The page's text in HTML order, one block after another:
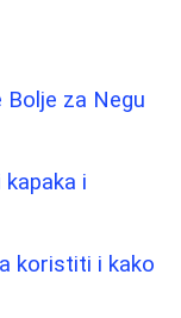
za Negu
i
koristiti i kako